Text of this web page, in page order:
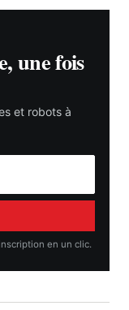
une fois
et robots à
en un clic.